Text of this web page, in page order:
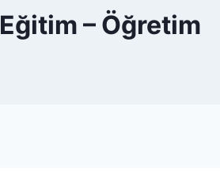
Eğitim – Öğretim